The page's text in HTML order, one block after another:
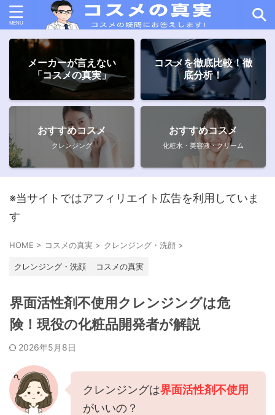
メーカーが言えない
「コスメの真実」
コスメを徹底比較！徹
底分析！
おすすめコスメ
クレンジング
おすすめコスメ
化粧水・美容液・クリーム
※当サイトではアフィリエイト広告を利用していま
す
HOME > コスメの真実 > クレンジング・洗顔 >
クレンジング・洗顔 コスメの真実
界面活性剤不使用クレンジングは危
険！現役の化粧品開発者が解説
2026年5月8日
クレンジングは界面活性剤不使用
がいいの？